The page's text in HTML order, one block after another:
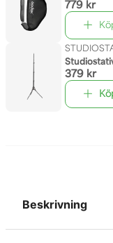
779 kr
379 kr
Beskrivning